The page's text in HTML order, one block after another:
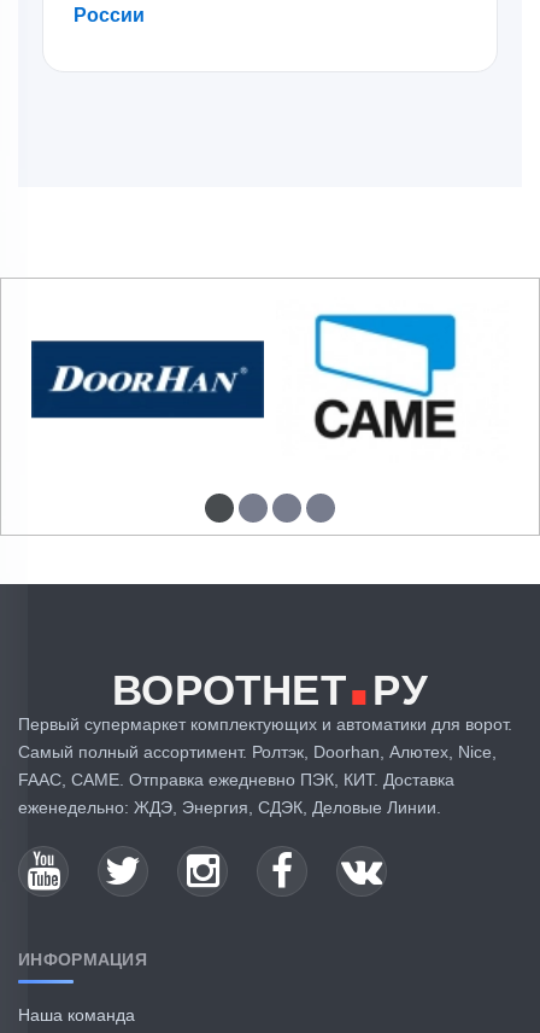
России
ВОРОТНЕТ.РУ
Первый супермаркет комплектующих и автоматики для ворот.
Самый полный ассортимент. Ролтэк, Doorhan, Алютех, Nice,
FAAC, CAME. Отправка ежедневно ПЭК, КИТ. Доставка
еженедельно: ЖДЭ, Энергия, СДЭК, Деловые Линии.
ИНФОРМАЦИЯ
Наша команда